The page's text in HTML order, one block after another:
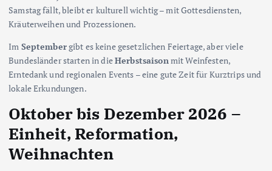
Samstag fällt, bleibt er kulturell wichtig – mit Gottesdiensten,
Kräuterweihen und Prozessionen.
Im Septembergibt es keine gesetzlichen Feiertage, aber viele
Bundesländer starten in dieHerbstsaisonmit Weinfesten,
Erntedank und regionalen Events – eine gute Zeit für Kurztrips und
lokale Erkundungen.
Oktober bis Dezember 2026 –
Einheit, Reformation,
Weihnachten